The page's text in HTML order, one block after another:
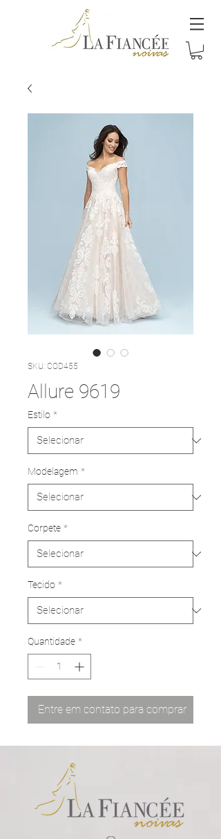
SKU: COD455
Allure 9619
Estilo *
Modelagem *
Corpete *
Tecido *
Quantidade *
Entre em contato para comprar